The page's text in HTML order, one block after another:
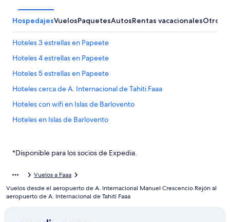
HospedajesVuelosPaquetesAutosRentas vacacionalesOtros
Hoteles 3 estrellas en Papeete
Hoteles 4 estrellas en Papeete
Hoteles 5 estrellas en Papeete
Hoteles cerca de A. Internacional de Tahiti Faaa
Hoteles con wifi en Islas de Barlovento
Hoteles en Islas de Barlovento
Resorts todo incluido en Faaa
Hoteles para fumadores en Faaa
Hoteles en Faaa
*Disponible para los socios de Expedia.
Vuelos a Faaa
Vuelos desde el aeropuerto de A. Internacional Manuel Crescencio Rejón al
aeropuerto de A. Internacional de Tahiti Faaa